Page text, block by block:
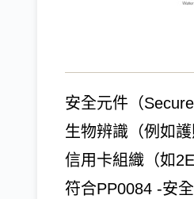
安全元件（
生物辨識（例如
信用卡組織（如
符合PP0084 -安